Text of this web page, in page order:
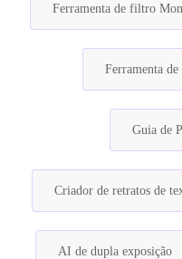
Ferramenta de filtro
Ferramenta
Guia de
Criador de retratos de
AI de dupla exposição